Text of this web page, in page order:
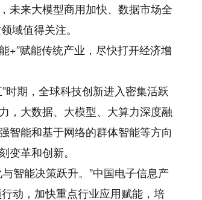
未来大模型商用加快、数据市场全
域值得关注。
赋能传统产业，尽快打开经济增
期，全球科技创新进入密集活跃
，大数据、大模型、大算力深度融
智能和基于网络的群体智能等方向
革和创新。
智能决策跃升。”中国电子信息产
动，加快重点行业应用赋能，培